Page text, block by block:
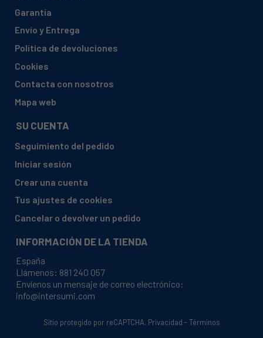
FAGOR, HF113B901111425
Garantía
Envío y Entrega
Política de devoluciones
Cookies
Contacta con nosotros
Mapa web
SU CUENTA
Seguimiento del pedido
Iniciar sesión
Crear una cuenta
Tus ajustes de cookies
Cancelar o devolver un pedido
INFORMACIÓN DE LA TIENDA
España
Llámenos: 881 240 057
Envíenos un mensaje de correo electrónico:
info@intersumi.com
Sitio protegido por reCAPTCHA. Privacidad -Términos